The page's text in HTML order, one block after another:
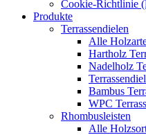
Cookie-Richtlinie
Produkte
Terrassendielen
Alle
Hartholz
Nadelholz
Bambus
WPC
Rhombusleisten
Alle